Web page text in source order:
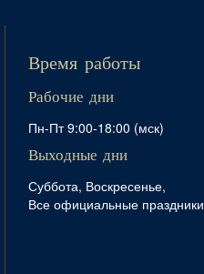
Время работы
Рабочие дни
Пн-Пт 9:00-18:00 (мск)
Выходные дни
Суббота, Воскресенье,
Все официальные праздники